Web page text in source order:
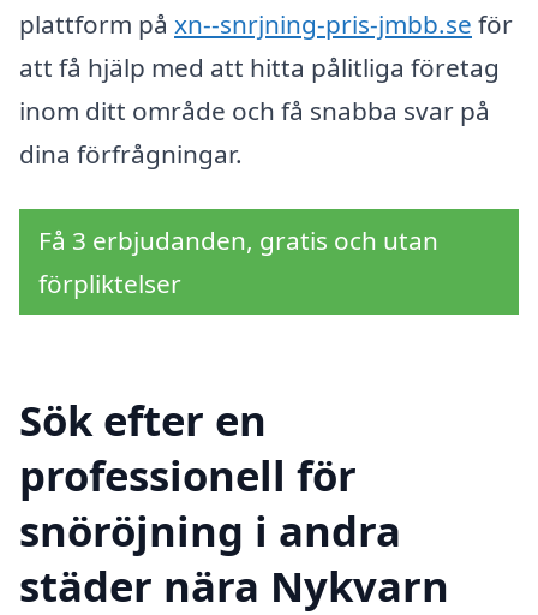
plattform på xn--snrjning-pris-jmbb.se för
att få hjälp med att hitta pålitliga företag
inom ditt område och få snabba svar på
dina förfrågningar.
Få 3 erbjudanden, gratis och utan
förpliktelser
Sök efter en
professionell för
snöröjning i andra
städer nära Nykvarn